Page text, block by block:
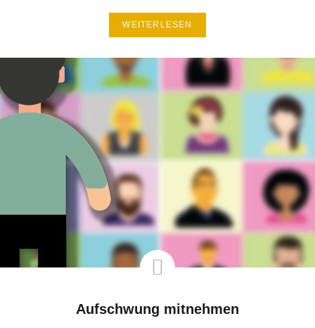
WEITERLESEN
Aufschwung mitnehmen